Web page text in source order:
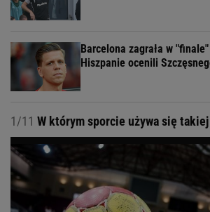
Barcelona zagrała w
Hiszpanie ocenili
1/11 W którym sporcie używa się